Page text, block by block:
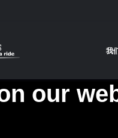
我
our